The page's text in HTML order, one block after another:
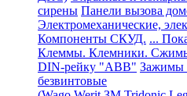
сирены Панели вызова
Электромеханические,
Компоненты СКУД. ...
Клеммы. Клемники.
DIN-рейку "ABB" Зажимы
безвинтовые